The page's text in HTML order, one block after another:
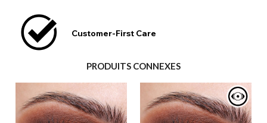
Customer-First Care
PRODUITS CONNEXES